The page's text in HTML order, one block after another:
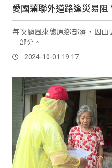
愛國蒲聯外道路逢災易阻
每次颱風來襲原鄉部落，因
一部分。
2024-10-01 19:17